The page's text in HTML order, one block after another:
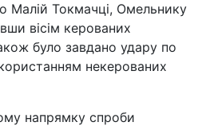
Малій Токмачці, Омельнику
вісім керованих
було завдано удару по
некерованих
напрямку спроби